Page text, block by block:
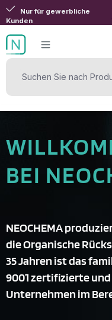
Zum Hauptinhalt springen
Nur für gewerbliche
Kunden
BEI
NEOCHEMA
die Organische
35 Jahren ist das
9001 zertifizierte und
Unternehmen im